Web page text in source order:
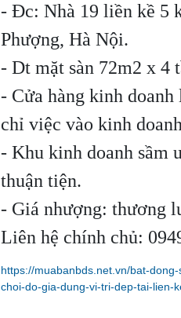
- Đc: Nhà 19 liền kề 5
Phượng, Hà Nội.
- Dt mặt sàn 72m2 x 4
- Cửa hàng kinh
chỉ việc vào kinh
- Khu kinh doanh sầm
thuận tiện.
- Giá nhượng: thương
Liên hệ chính chủ:
https://muabanbds.net.vn/bat-
choi-do-gia-dung-vi-tri-dep-tai-lien-